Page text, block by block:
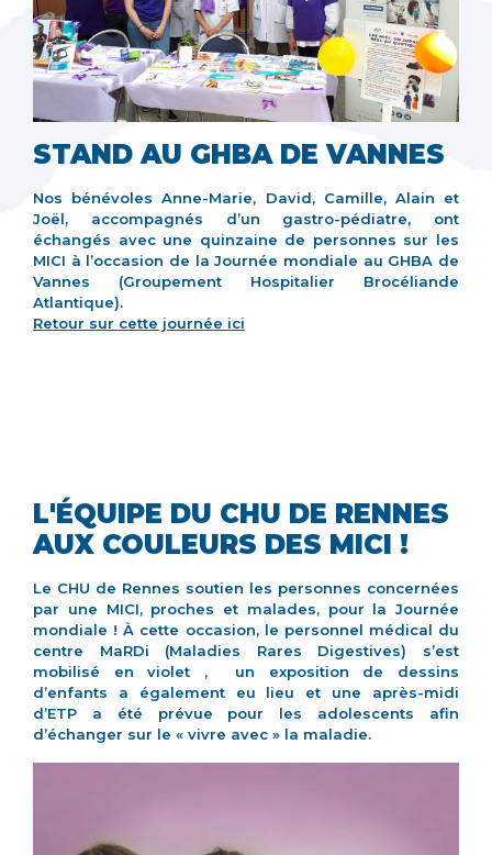
STAND AU GHBA DE VANNES
Nos bénévoles Anne-Marie, David, Camille, Alain et
Joël, accompagnés d’un gastro-pédiatre, ont
échangés avec une quinzaine de personnes sur les
MICI à l’occasion de la Journée mondiale au GHBA de
Vannes (Groupement Hospitalier Brocéliande
Atlantique).
Retour sur cette journée ici
L'ÉQUIPE DU CHU DE RENNES
AUX COULEURS DES MICI !
Le CHU de Rennes soutien les personnes concernées
par une MICI, proches et malades, pour la Journée
mondiale ! À cette occasion, le personnel médical du
centre MaRDi (Maladies Rares Digestives) s’est
mobilisé en violet , un exposition de dessins
d’enfants a également eu lieu et une après-midi
d’ETP a été prévue pour les adolescents afin
d’échanger sur le « vivre avec » la maladie.